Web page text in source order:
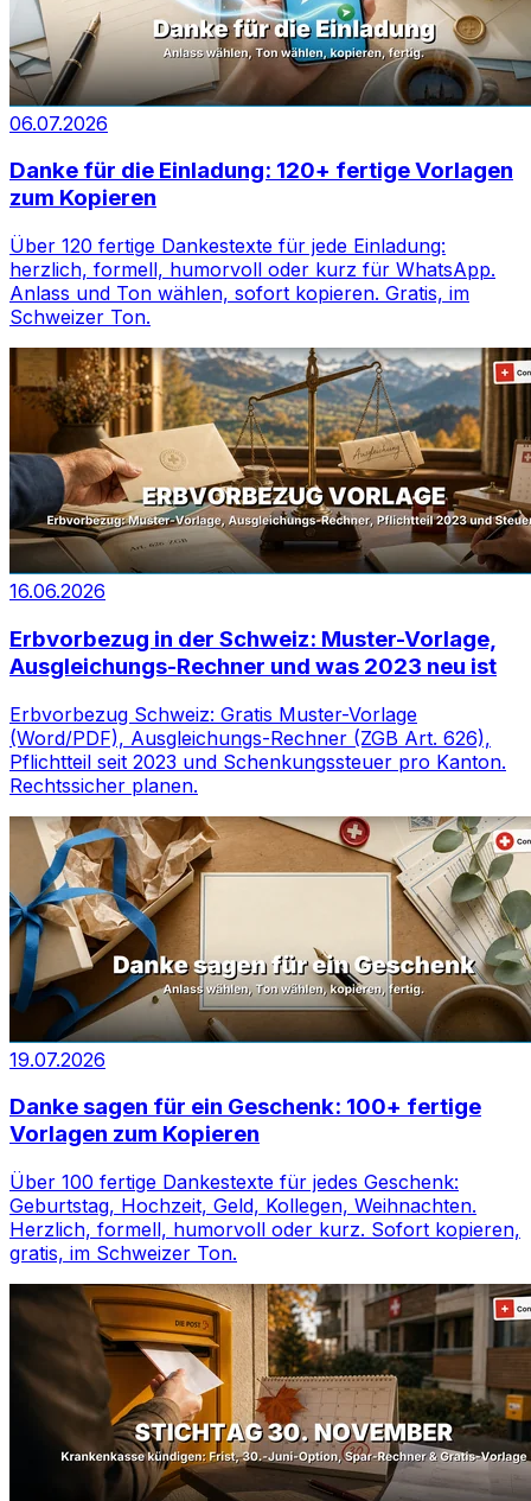
06.07.2026
Danke für die Einladung: 120+ fertige Vorlagen
zum Kopieren
Über 120 fertige Dankestexte für jede Einladung:
herzlich, formell, humorvoll oder kurz für WhatsApp.
Anlass und Ton wählen, sofort kopieren. Gratis, im
Schweizer Ton.
16.06.2026
Erbvorbezug in der Schweiz: Muster-Vorlage,
Ausgleichungs-Rechner und was 2023 neu ist
Erbvorbezug Schweiz: Gratis Muster-Vorlage
(Word/PDF), Ausgleichungs-Rechner (ZGB Art. 626),
Pflichtteil seit 2023 und Schenkungssteuer pro Kanton.
Rechtssicher planen.
19.07.2026
Danke sagen für ein Geschenk: 100+ fertige
Vorlagen zum Kopieren
Über 100 fertige Dankestexte für jedes Geschenk:
Geburtstag, Hochzeit, Geld, Kollegen, Weihnachten.
Herzlich, formell, humorvoll oder kurz. Sofort kopieren,
gratis, im Schweizer Ton.